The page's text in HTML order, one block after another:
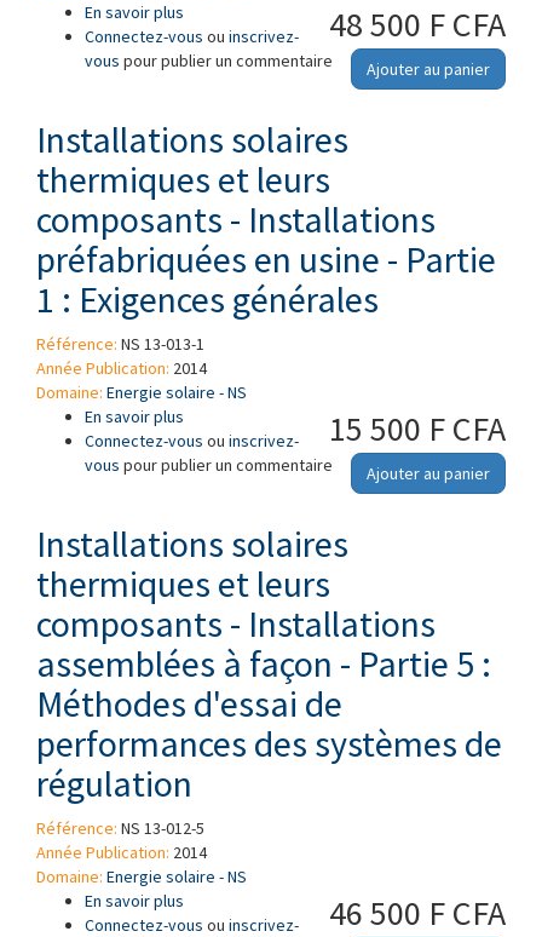
48 500 F CFA
Ajouter au panier
En savoir plus à propos de Installations solaires thermiques
et leurs composants - Installations
préfabriquées en usine - Partie 2 : Méthodes
Connectez-vous ou inscrivez-
vous pour publier un commentaire
Installations solaires
thermiques et leurs
composants - Installations
préfabriquées en usine - Partie
1 : Exigences générales
Référence: NS 13-013-1
Année Publication: 2014
Domaine: Energie solaire - NS
15 500 F CFA
Ajouter au panier
En savoir plus à propos de Installations solaires thermiques
et leurs composants - Installations
préfabriquées en usine - Partie 1 : Exigences
Connectez-vous ou inscrivez-
vous pour publier un commentaire
Installations solaires
thermiques et leurs
composants - Installations
assemblées à façon - Partie 5 :
Méthodes d'essai de
performances des systèmes de
régulation
Référence: NS 13-012-5
Année Publication: 2014
Domaine: Energie solaire - NS
46 500 F CFA
En savoir plus à propos de Installations solaires thermiques
et leurs composants - Installations
Connectez-vous ou inscrivez-